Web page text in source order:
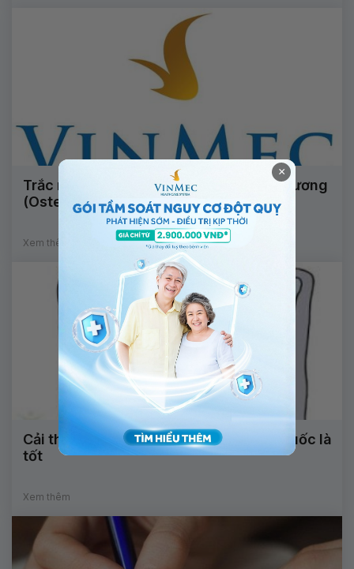
Trắc nghiệm: Bạn hiểu gì về y học nắn xương
(Osteopathic Medicine)?
Xem thêm
Cải thiện mất ngủ - Không phải dùng thuốc là
tốt
Xem thêm
×